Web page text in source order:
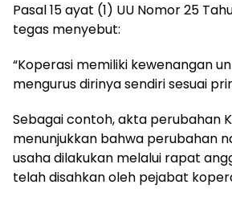
Pasal 15 ayat (1) UU Nomor 25
tegas menyebut:
“Koperasi memiliki kewenangan
mengurus dirinya sendiri sesuai
Sebagai contoh, akta perubahan
menunjukkan bahwa perubahan
usaha dilakukan melalui rapat
telah disahkan oleh pejabat